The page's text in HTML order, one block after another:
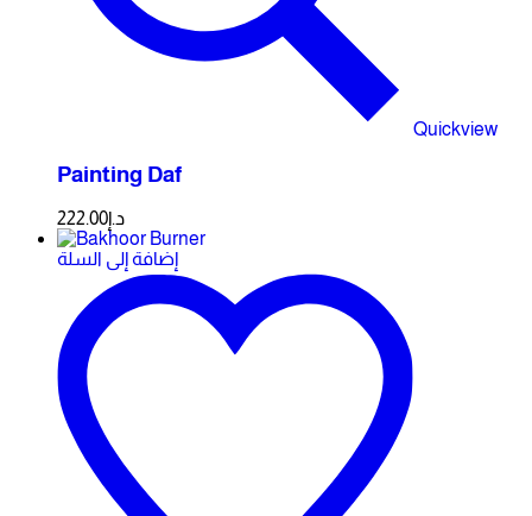
Quickview
Painting Daf
د.إ222.00
إضافة إلى السلة